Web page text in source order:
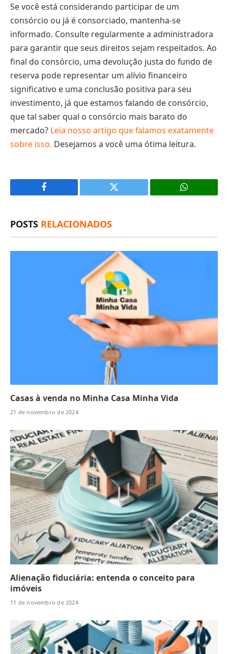
Se você está considerando participar de um
consórcio ou já é consorciado, mantenha-se
informado. Consulte regularmente a administradora
para garantir que seus direitos sejam respeitados. Ao
final do consórcio, uma devolução justa do fundo de
reserva pode representar um alívio financeiro
significativo e uma conclusão positiva para seu
investimento, já que estamos falando de consórcio,
que tal saber qual o consórcio mais barato do
mercado? Leia nosso artigo que falamos exatamente
sobre isso. Desejamos a você uma ótima leitura.
Facebook
X
POSTS RELACIONADOS
Casas à venda no Minha Casa Minha Vida
21 de novembro de 2024
Alienação fiduciária: entenda o conceito para
imóveis
11 de novembro de 2024